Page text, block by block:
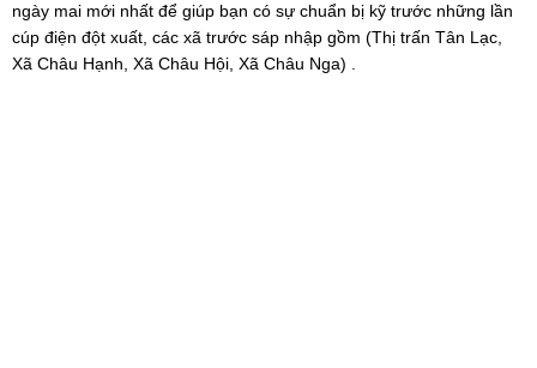
ngày mai mới nhất để giúp bạn có sự chuẩn bị kỹ trước những lần
cúp điện đột xuất, các xã trước sáp nhập gồm (Thị trấn Tân Lạc,
Xã Châu Hạnh, Xã Châu Hội, Xã Châu Nga) .